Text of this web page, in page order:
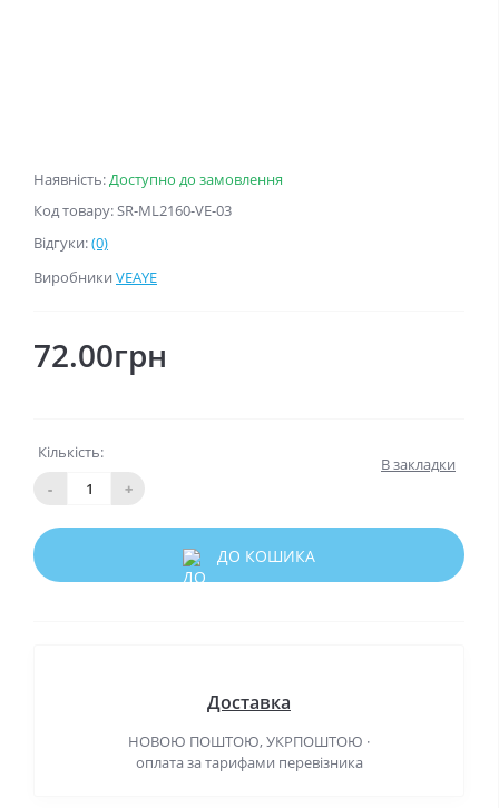
Наявність:Доступно до замовлення
Код товару: SR-ML2160-VE-03
Відгуки:(0)
Виробники VEAYE
72.00грн
Кількість:
-
+
В закладки
ДО КОШИКА
Доставка
НОВОЮ ПОШТОЮ, УКРПОШТОЮ ·
оплата за тарифами перевізника